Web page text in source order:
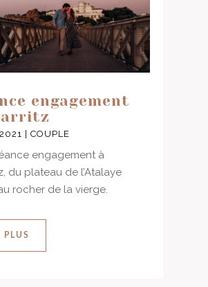
engagement
COUPLE
engagement à
du plateau de l’Atalaye
rocher de la vierge.
PLUS